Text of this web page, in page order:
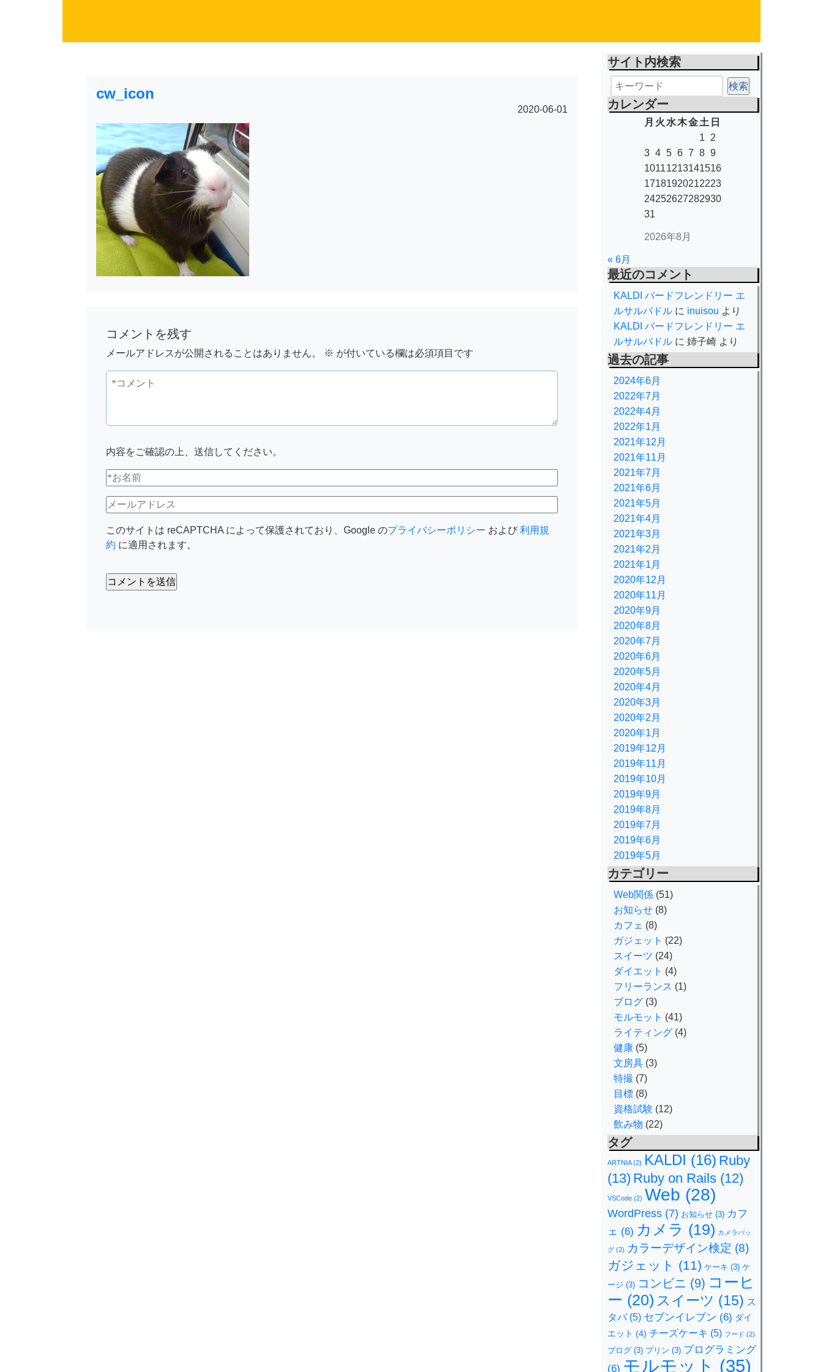
cw_icon
2020-06-01
コメントを残す
メールアドレスが公開されることはありません。 ※ が付いている欄は必須項目です
内容をご確認の上、送信してください。
このサイトは reCAPTCHA によって保護されており、Google のプライバシーポリシー および 利用規
約 に適用されます。
サイト内検索
カレンダー
2026年8月
月 火 水木金 土 日
1
2
3 4 5 6 7 8 9
10111213141516
17181920212223
24252627282930
31
« 6月
最近のコメント
KALDI バードフレンドリー エ
ルサルバドル に inuisou より
KALDI バードフレンドリー エ
ルサルバドル に 姉子崎 より
過去の記事
2024年6月
2022年7月
2022年4月
2022年1月
2021年12月
2021年11月
2021年7月
2021年6月
2021年5月
2021年4月
2021年3月
2021年2月
2021年1月
2020年12月
2020年11月
2020年9月
2020年8月
2020年7月
2020年6月
2020年5月
2020年4月
2020年3月
2020年2月
2020年1月
2019年12月
2019年11月
2019年10月
2019年9月
2019年8月
2019年7月
2019年6月
2019年5月
カテゴリー
Web関係 (51)
お知らせ (8)
カフェ (8)
ガジェット (22)
スイーツ (24)
ダイエット (4)
フリーランス (1)
ブログ (3)
モルモット (41)
ライティング (4)
健康 (5)
文房具 (3)
特撮 (7)
目標 (8)
資格試験 (12)
飲み物 (22)
タグ
ARTNIA(2) KALDI (16) Ruby
(13) Ruby on Rails (12)
VSCode (2) Web (28)
WordPress (7) お知らせ (3) カフ
ェ (6) カメラ (19) カメラバッ
グ (2) カラーデザイン検定 (8)
ガジェット (11) ケーキ (3) ケ
ージ (3) コンビニ (9) コーヒ
ー (20) スイーツ (15) ス
タバ(5) セブンイレブン (6) ダイ
エット (4) チーズケーキ (5) フード (2)
ブログ (3) プリン (3) プログラミング
(6) モルモット (35)